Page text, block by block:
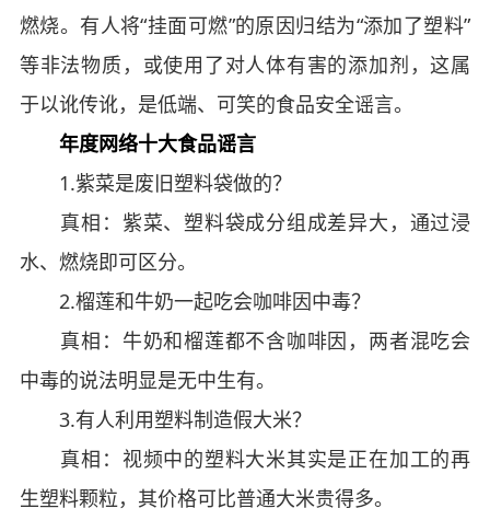
燃烧。有人将“挂面可燃”的原因归结为“添加了塑料”
等非法物质，或使用了对人体有害的添加剂，这属
于以讹传讹，是低端、可笑的食品安全谣言。
年度网络十大食品谣言
1.紫菜是废旧塑料袋做的？
真相：紫菜、塑料袋成分组成差异大，通过浸
水、燃烧即可区分。
2.榴莲和牛奶一起吃会咖啡因中毒？
真相：牛奶和榴莲都不含咖啡因，两者混吃会
中毒的说法明显是无中生有。
3.有人利用塑料制造假大米？
真相：视频中的塑料大米其实是正在加工的再
生塑料颗粒，其价格可比普通大米贵得多。